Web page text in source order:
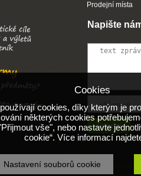
Prodejní místa
Napište
Cookies
cookies, díky kterým je
některých cookies
vše", nebo nastavte
cookie“. Více informací
Nastavení souborů cookie